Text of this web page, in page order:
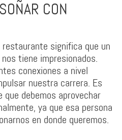
CON
significa que un
tiene impresionados.
conexiones a nivel
nuestra carrera. Es
debemos aprovechar
ya que esa persona
en donde queremos.